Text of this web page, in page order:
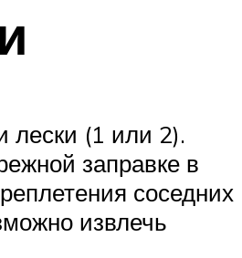
лески (1 или 2).
заправке в
соседних
извлечь